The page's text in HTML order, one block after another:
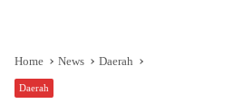
Home News Daerah
Daerah